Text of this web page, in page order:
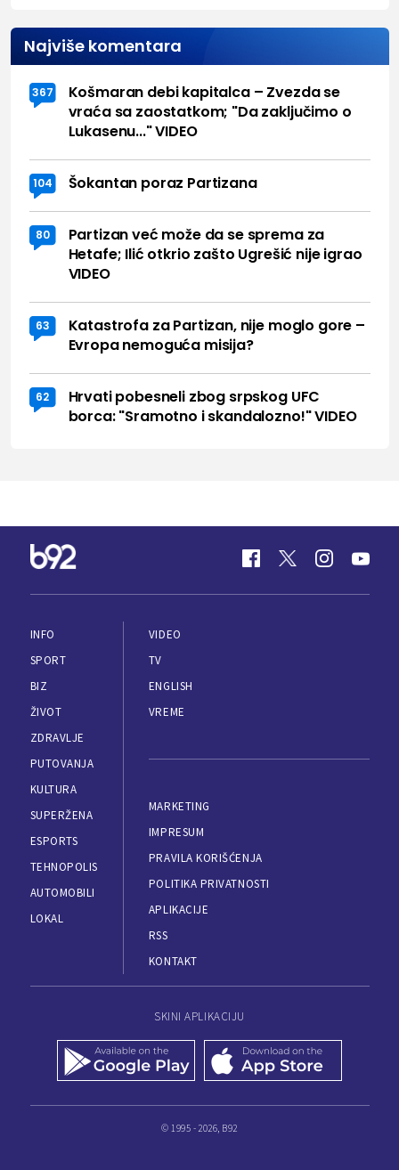
Najviše komentara
367
Košmaran debi kapitalca – Zvezda se
vraća sa zaostatkom; "Da zaključimo o
Lukasenu..." VIDEO
104 Šokantan poraz Partizana
80
Partizan već može da se sprema za
Hetafe; Ilić otkrio zašto Ugrešić nije igrao
VIDEO
63
Katastrofa za Partizan, nije moglo gore –
Evropa nemoguća misija?
62
Hrvati pobesneli zbog srpskog UFC
borca: "Sramotno i skandalozno!" VIDEO
INFO
SPORT
BIZ
ŽIVOT
ZDRAVLJE
PUTOVANJA
KULTURA
SUPERŽENA
ESPORTS
TEHNOPOLIS
AUTOMOBILI
LOKAL
VIDEO
TV
ENGLISH
VREME
MARKETING
IMPRESUM
PRAVILA KORIŠĆENJA
POLITIKA PRIVATNOSTI
APLIKACIJE
RSS
KONTAKT
SKINI APLIKACIJU
© 1995 - 2026, B92